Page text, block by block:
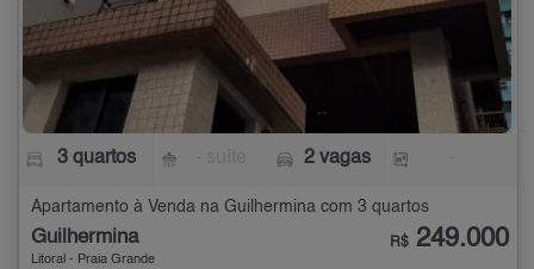
3 quartos 2 vagas
Apartamento à Venda na Guilhermina com 3 quartos
Guilhermina
Litoral - Praia Grande
R$ 249.000